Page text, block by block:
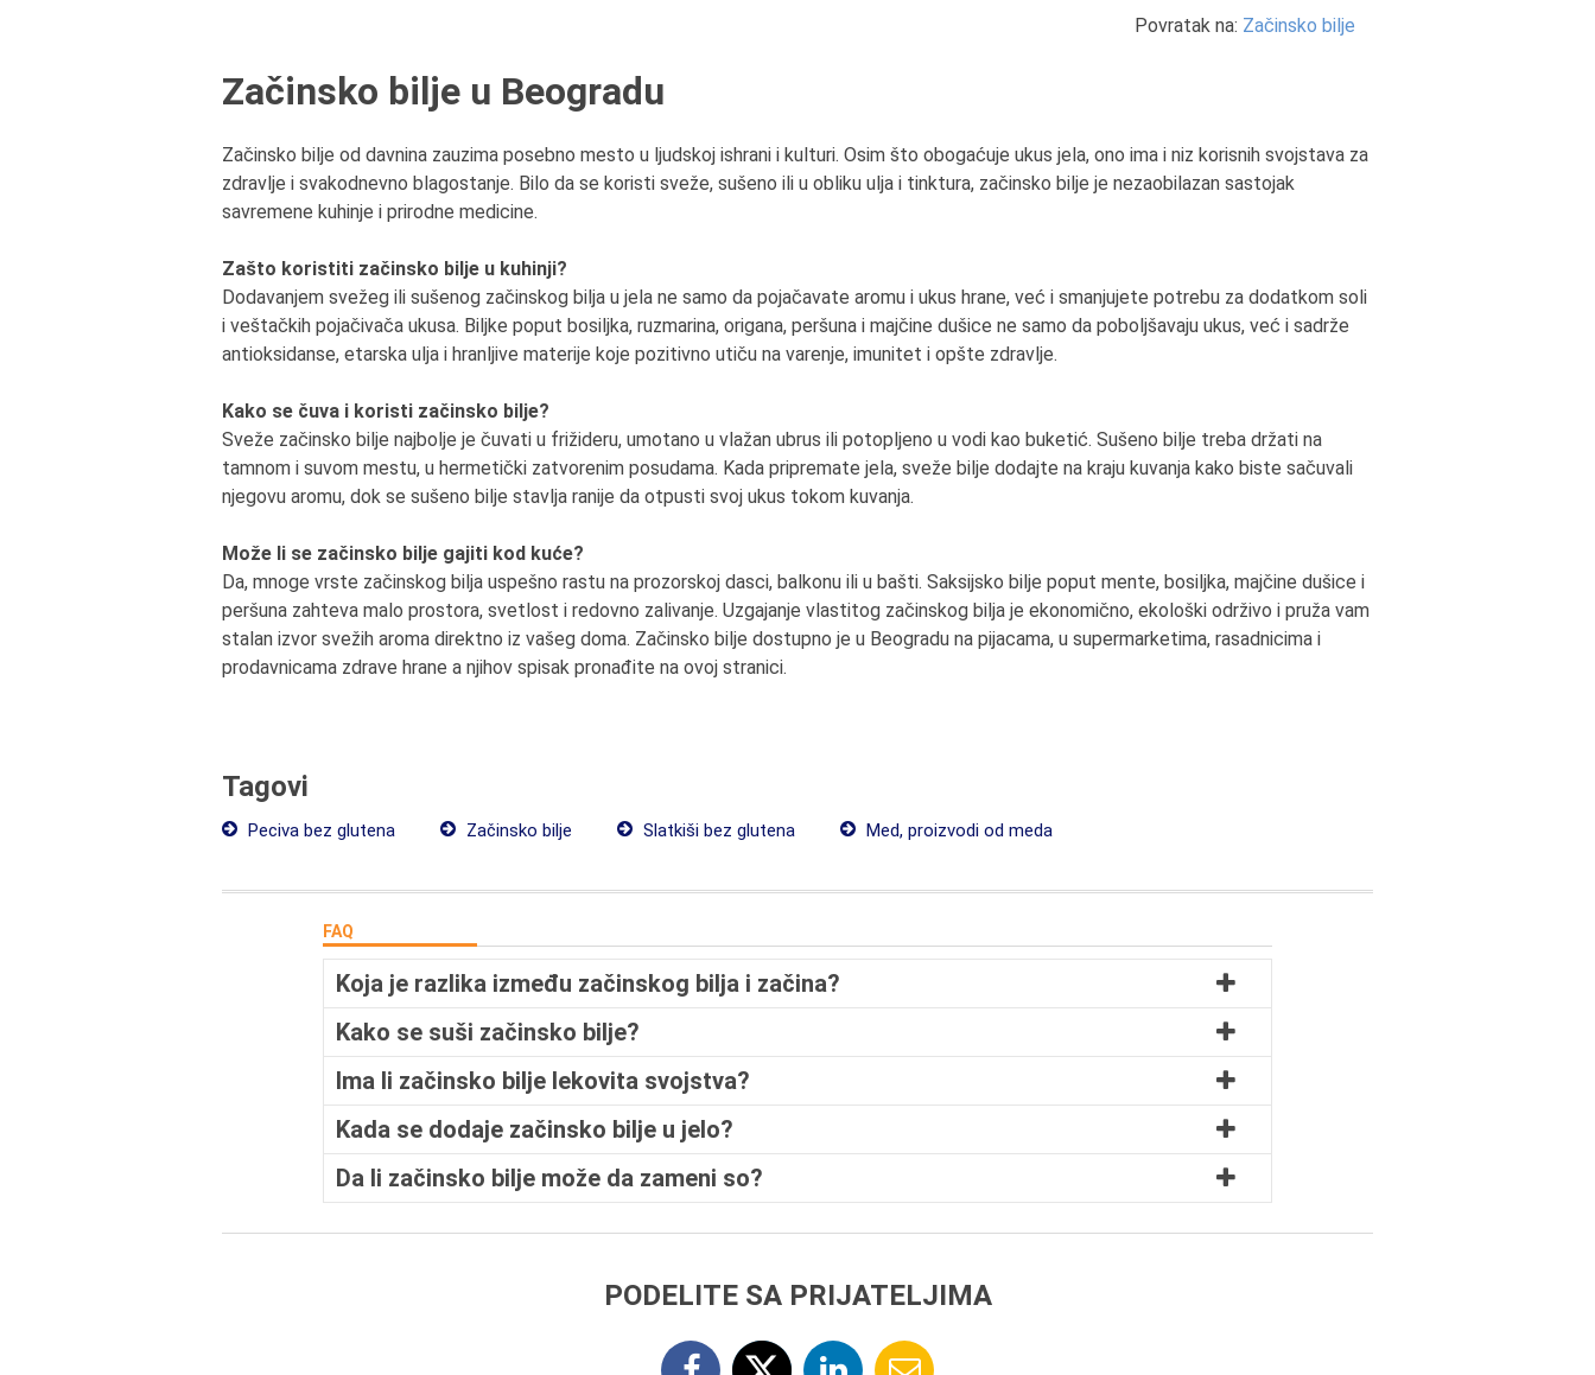
Povratak na: Začinsko bilje
Začinsko bilje u Beogradu
Začinsko bilje od davnina zauzima posebno mesto u ljudskoj ishrani i kulturi. Osim što obogaćuje ukus jela, ono ima i niz korisnih svojstava za
zdravlje i svakodnevno blagostanje. Bilo da se koristi sveže, sušeno ili u obliku ulja i tinktura, začinsko bilje je nezaobilazan sastojak
savremene kuhinje i prirodne medicine.
Zašto koristiti začinsko bilje u kuhinji?
Dodavanjem svežeg ili sušenog začinskog bilja u jela ne samo da pojačavate aromu i ukus hrane, već i smanjujete potrebu za dodatkom soli
i veštačkih pojačivača ukusa. Biljke poput bosiljka, ruzmarina, origana, peršuna i majčine dušice ne samo da poboljšavaju ukus, već i sadrže
antioksidanse, etarska ulja i hranljive materije koje pozitivno utiču na varenje, imunitet i opšte zdravlje.
Kako se čuva i koristi začinsko bilje?
Sveže začinsko bilje najbolje je čuvati u frižideru, umotano u vlažan ubrus ili potopljeno u vodi kao buketić. Sušeno bilje treba držati na
tamnom i suvom mestu, u hermetički zatvorenim posudama. Kada pripremate jela, sveže bilje dodajte na kraju kuvanja kako biste sačuvali
njegovu aromu, dok se sušeno bilje stavlja ranije da otpusti svoj ukus tokom kuvanja.
Može li se začinsko bilje gajiti kod kuće?
Da, mnoge vrste začinskog bilja uspešno rastu na prozorskoj dasci, balkonu ili u bašti. Saksijsko bilje poput mente, bosiljka, majčine dušice i
peršuna zahteva malo prostora, svetlost i redovno zalivanje. Uzgajanje vlastitog začinskog bilja je ekonomično, ekološki održivo i pruža vam
stalan izvor svežih aroma direktno iz vašeg doma. Začinsko bilje dostupno je u Beogradu na pijacama, u supermarketima, rasadnicima i
prodavnicama zdrave hrane a njihov spisak pronađite na ovoj stranici.
Tagovi
Peciva bez glutena Začinsko bilje Slatkiši bez glutena Med, proizvodi od meda
FAQ
Koja je razlika između začinskog bilja i začina?
Kako se suši začinsko bilje?
Ima li začinsko bilje lekovita svojstva?
Kada se dodaje začinsko bilje u jelo?
Da li začinsko bilje može da zameni so?
PODELITE SA PRIJATELJIMA